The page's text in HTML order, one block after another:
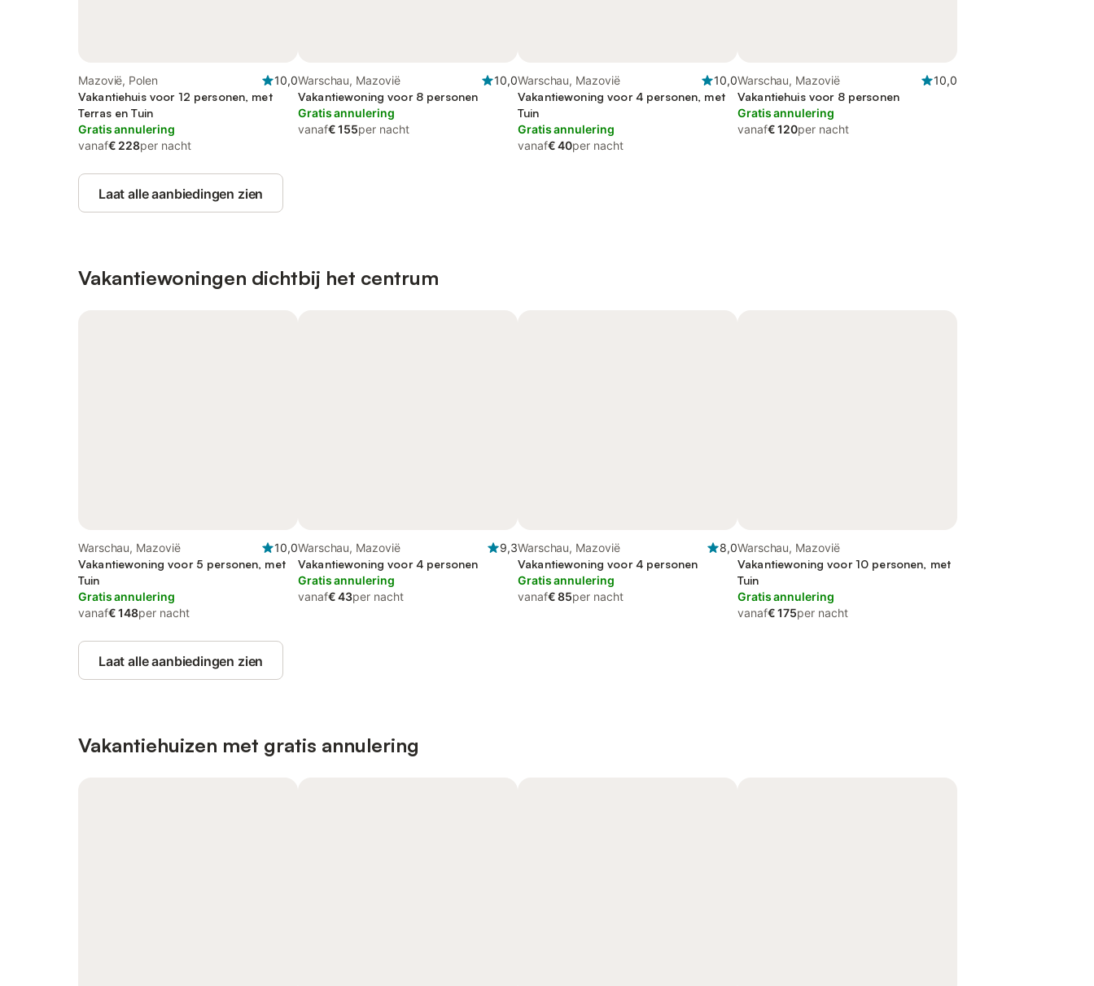
Mazovië, Polen
10,0
Vakantiehuis voor 12 personen, met
Terras en Tuin
Gratis annulering
vanaf€ 228per nacht
Warschau, Mazovië
10,0
Vakantiewoning voor 8 personen
Gratis annulering
vanaf€ 155per nacht
Warschau, Mazovië
10,0
Vakantiewoning voor 4 personen, met
Tuin
Gratis annulering
vanaf€ 40per nacht
Warschau, Mazovië
10,0
Vakantiehuis voor 8 personen
Gratis annulering
vanaf€ 120per nacht
Laat alle aanbiedingen zien
Vakantiewoningen dichtbij het centrum
Warschau, Mazovië
10,0
Vakantiewoning voor 5 personen, met
Tuin
Gratis annulering
vanaf€ 148per nacht
Warschau, Mazovië
9,3
Vakantiewoning voor 4 personen
Gratis annulering
vanaf€ 43per nacht
Warschau, Mazovië
8,0
Vakantiewoning voor 4 personen
Gratis annulering
vanaf€ 85per nacht
Warschau, Mazovië
Vakantiewoning voor 10 personen, met
Tuin
Gratis annulering
vanaf€ 175per nacht
Laat alle aanbiedingen zien
Vakantiehuizen met gratis annulering